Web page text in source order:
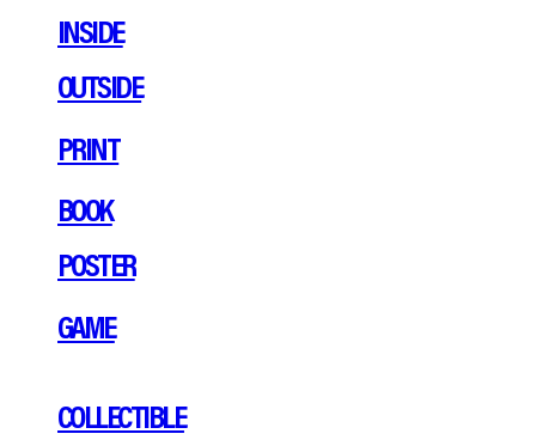
INSIDE
OUTSIDE
PRINT
BOOK
POSTER
GAME
COLLECTIBLE